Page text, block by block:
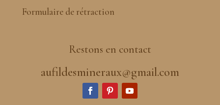
Formulaire de rétraction
Restons en contact
aufildesmineraux@gmail.com